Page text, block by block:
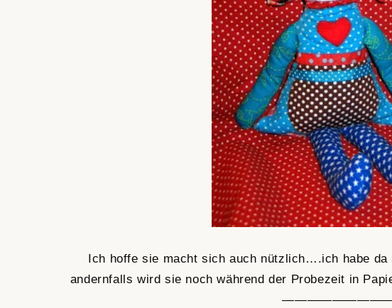
Ich hoffe sie macht sich auch nützlich….ich habe
andernfalls wird sie noch während der Probezeit in